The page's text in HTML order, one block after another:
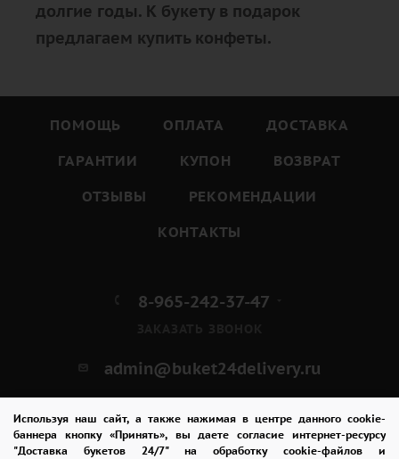
Используя наш сайт, а также нажимая в центре данного cookie-
баннера кнопку «Принять», вы даете согласие интернет-ресурсу
"Доставка букетов 24/7" на обработку cookie-файлов и
долгие годы. К букету в подарок
предлагаем купить конфеты.
ПОМОЩЬ ОПЛАТА
ДОСТАВКА
ГАРАНТИИ
КУПОН
ВОЗВРАТ
ОТЗЫВЫ
РЕКОМЕНДАЦИИ
КОНТАКТЫ
8-965-242-37-47
admin@buket24delivery.ru